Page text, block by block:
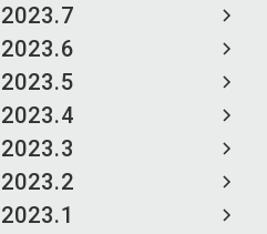
2023.7
2023.6
2023.5
2023.4
2023.3
2023.2
2023.1